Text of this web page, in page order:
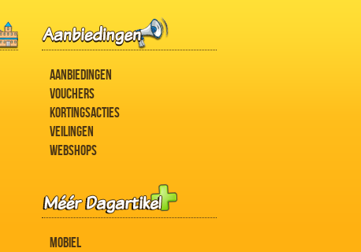
AANBIEDINGEN
VOUCHERS
KORTINGSACTIES
VEILINGEN
WEBSHOPS
MOBIEL